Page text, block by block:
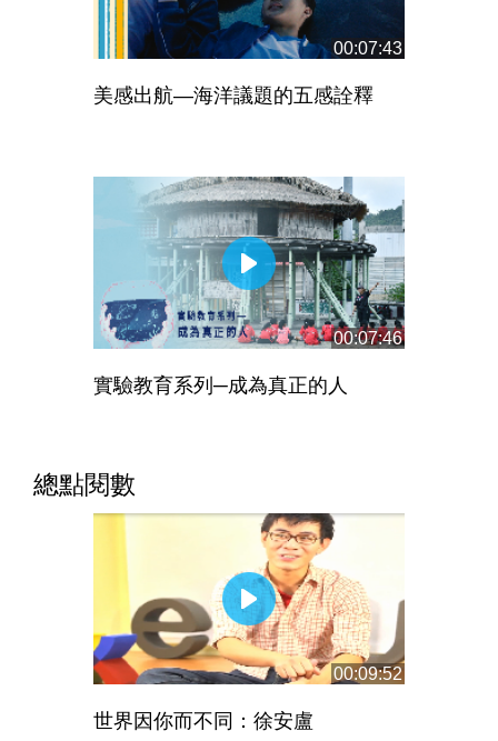
00:07:43
美感出航—海洋議題的五感詮釋
00:07:46
實驗教育系列─成為真正的人
總點閱數
00:09:52
世界因你而不同：徐安盧